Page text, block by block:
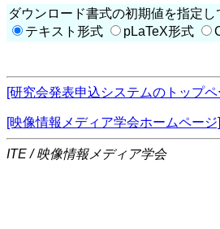
ダウンロード書式の初期値を指定し
テキスト形式
pLaTeX形式
[研究会発表申込システムのトップ
[映像情報メディア学会ホームページ]
ITE / 映像情報メディア学会